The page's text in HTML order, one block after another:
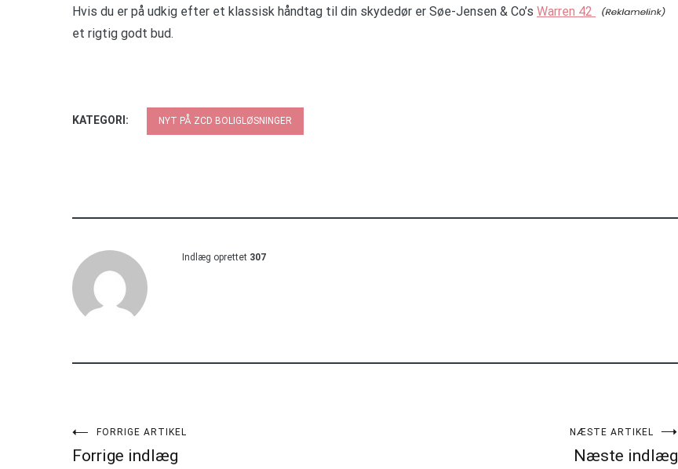
Hvis du er på udkig efter et klassisk håndtag til din skydedør er Søe-Jensen & Co’s Warren 42
et rigtig godt bud.
KATEGORI: NYT PÅ ZCD BOLIGLØSNINGER
Indlæg oprettet 307
Indlægsnavigation
FORRIGE ARTIKEL
Forrige indlæg
NÆSTE ARTIKEL
Næste indlæg